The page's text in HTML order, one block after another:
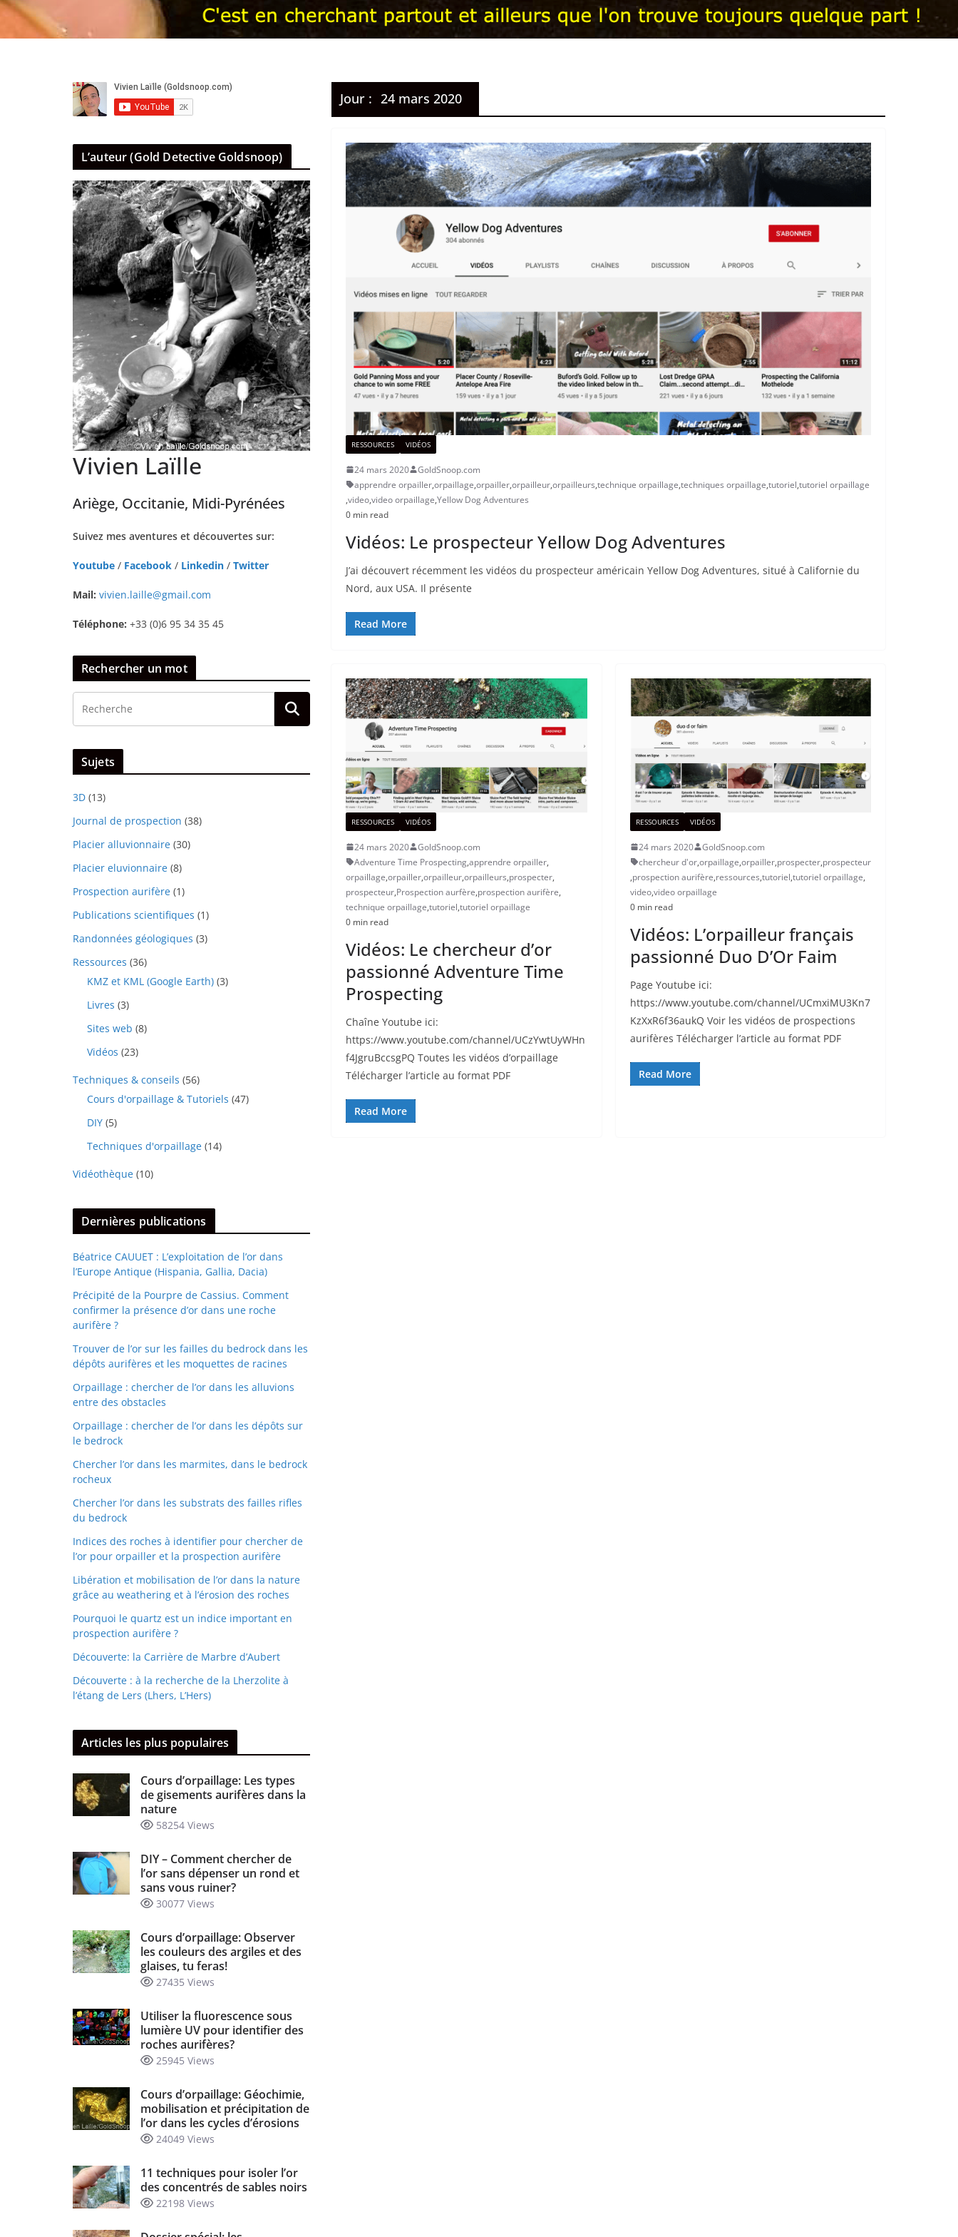
Jour : 24 mars 2020
RESSOURCES VIDÉOS
24 mars 2020
GoldSnoop.com
apprendre orpailler,orpaillage,orpailler,orpailleur,orpailleurs,technique orpaillage,techniques orpaillage,tutoriel,tutoriel orpaillage
,video,video orpaillage,Yellow Dog Adventures
0 min read
Vidéos: Le prospecteur Yellow Dog Adventures
J’ai découvert récemment les vidéos du prospecteur américain Yellow Dog Adventures, situé à Californie du
Nord, aux USA. Il présente
Read More
RESSOURCES VIDÉOS
24 mars 2020
GoldSnoop.com
Adventure Time Prospecting,apprendre orpailler,
orpaillage,orpailler,orpailleur,orpailleurs,prospecter,
prospecteur,Prospection aurfère,prospection aurifère,
technique orpaillage,tutoriel,tutoriel orpaillage
0 min read
Vidéos: Le chercheur d’or
passionné Adventure Time
Prospecting
Chaîne Youtube ici:
https://www.youtube.com/channel/UCzYwtUyWHn
f4JgruBccsgPQ Toutes les vidéos d’orpaillage
Télécharger l’article au format PDF
Read More
RESSOURCES VIDÉOS
24 mars 2020
GoldSnoop.com
chercheur d'or,orpaillage,orpailler,prospecter,prospecteur
,prospection aurifère,ressources,tutoriel,tutoriel orpaillage,
video,video orpaillage
0 min read
Vidéos: L’orpailleur français
passionné Duo D’Or Faim
Page Youtube ici:
https://www.youtube.com/channel/UCmxiMU3Kn7
KzXxR6f36aukQ Voir les vidéos de prospections
aurifères Télécharger l’article au format PDF
Read More
L’auteur (Gold Detective Goldsnoop)
Vivien Laïlle
Ariège, Occitanie, Midi-Pyrénées
Suivez mes aventures et découvertes sur:
Youtube / Facebook / Linkedin / Twitter
Mail: vivien.laille@gmail.com
Téléphone: +33 (0)6 95 34 35 45
Rechercher un mot
Sujets
3D (13)
Journal de prospection (38)
Placier alluvionnaire (30)
Placier eluvionnaire (8)
Prospection aurifère (1)
Publications scientifiques (1)
Randonnées géologiques (3)
Ressources (36)
KMZ et KML (Google Earth) (3)
Livres (3)
Sites web (8)
Vidéos (23)
Techniques & conseils (56)
Cours d'orpaillage & Tutoriels (47)
DIY (5)
Techniques d'orpaillage (14)
Vidéothèque (10)
Dernières publications
Béatrice CAUUET : L’exploitation de l’or dans
l’Europe Antique (Hispania, Gallia, Dacia)
Précipité de la Pourpre de Cassius. Comment
confirmer la présence d’or dans une roche
aurifère ?
Trouver de l’or sur les failles du bedrock dans les
dépôts aurifères et les moquettes de racines
Orpaillage : chercher de l’or dans les alluvions
entre des obstacles
Orpaillage : chercher de l’or dans les dépôts sur
le bedrock
Chercher l’or dans les marmites, dans le bedrock
rocheux
Chercher l’or dans les substrats des failles rifles
du bedrock
Indices des roches à identifier pour chercher de
l’or pour orpailler et la prospection aurifère
Libération et mobilisation de l’or dans la nature
grâce au weathering et à l’érosion des roches
Pourquoi le quartz est un indice important en
prospection aurifère ?
Découverte: la Carrière de Marbre d’Aubert
Découverte : à la recherche de la Lherzolite à
l’étang de Lers (Lhers, L’Hers)
Articles les plus populaires
Cours d’orpaillage: Les types
de gisements aurifères dans la
nature
58254 Views
DIY – Comment chercher de
l’or sans dépenser un rond et
sans vous ruiner?
30077 Views
Cours d’orpaillage: Observer
les couleurs des argiles et des
glaises, tu feras!
27435 Views
Utiliser la fluorescence sous
lumière UV pour identifier des
roches aurifères?
25945 Views
Cours d’orpaillage: Géochimie,
mobilisation et précipitation de
l’or dans les cycles d’érosions
24049 Views
11 techniques pour isoler l’or
des concentrés de sables noirs
22198 Views